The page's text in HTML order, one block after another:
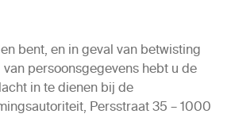
bent, en in geval van betwisting
persoonsgegevens hebt u de
in te dienen bij de
Persstraat 35 – 1000